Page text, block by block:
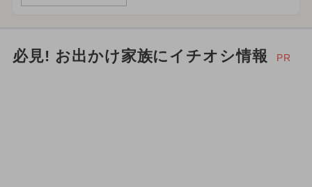
必見! お出かけ家族にイチオシ情報 PR